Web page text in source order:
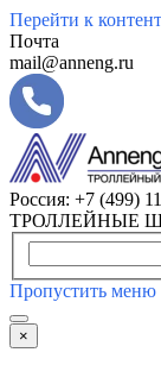
Перейти к
Почта
mail@anneng.ru
Россия: +7 (499)
ТРОЛЛЕЙНЫЕ
Пропустить меню
×